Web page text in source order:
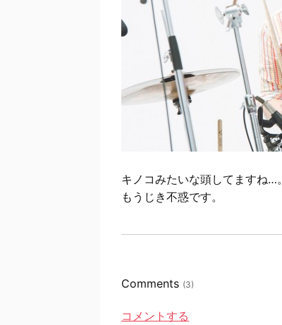
キノコみたいな頭してますね…。
もうじき不惑です。
Comments (3)
コメントする